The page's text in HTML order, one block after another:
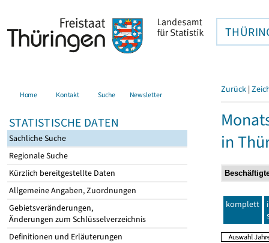
Home Kontakt Suche Newsletter
STATISTISCHE DATEN
Sachliche Suche
Regionale Suche
Kürzlich bereitgestellte Daten
Allgemeine Angaben, Zuordnungen
Gebietsveränderungen,
Änderungen zum Schlüsselverzeichnis
Definitionen und Erläuterungen
Zurück |
in
komplett